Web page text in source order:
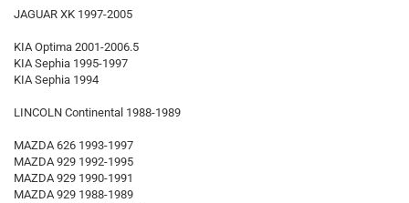
JAGUAR XK 1997-2005
KIA Optima 2001-2006.5
KIA Sephia 1995-1997
KIA Sephia 1994
LINCOLN Continental 1988-1989
MAZDA 626 1993-1997
MAZDA 929 1992-1995
MAZDA 929 1990-1991
MAZDA 929 1988-1989